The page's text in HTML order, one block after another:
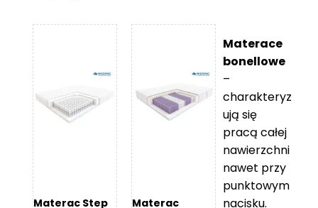
Materac Step
Materac
Materace
bonellowe
–
charakteryz
ują się
pracą całej
nawierzchni
nawet przy
punktowym
nacisku.